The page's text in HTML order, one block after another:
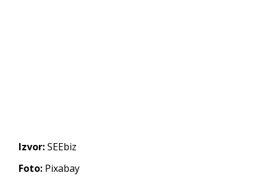
Izvor:SEEbiz
Foto: Pixabay